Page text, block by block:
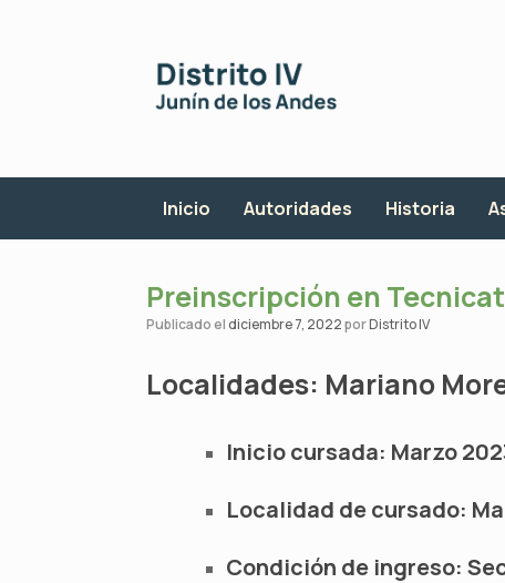
Inicio Autoridades Historia
Preinscripción en
Publicado el diciembre 7, 2022porDistrito IV
Localidades: Mariano
Inicio cursada: Marzo
Localidad de cursado:
Condición de ingreso: